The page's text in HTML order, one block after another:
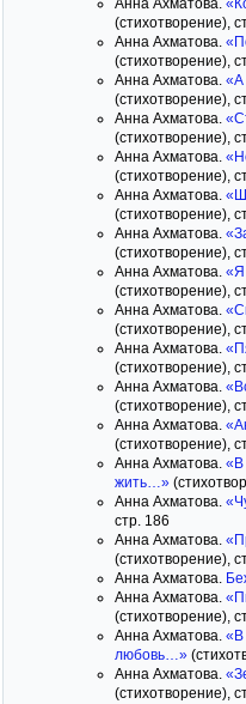
Анна Ахматова.
(стихотворение),
Анна Ахматова.
(стихотворение),
Анна Ахматова. «А
(стихотворение),
Анна Ахматова.
(стихотворение),
Анна Ахматова.
(стихотворение),
Анна Ахматова.
(стихотворение),
Анна Ахматова.
(стихотворение),
Анна Ахматова. «Я
(стихотворение),
Анна Ахматова.
(стихотворение),
Анна Ахматова.
(стихотворение),
Анна Ахматова.
(стихотворение),
Анна Ахматова.
(стихотворение),
Анна Ахматова. «В
жить…»
Анна Ахматова.
стр. 186
Анна Ахматова.
(стихотворение),
Анна Ахматова.
Анна Ахматова.
(стихотворение),
Анна Ахматова. «В
любовь…»
Анна Ахматова.
(стихотворение),